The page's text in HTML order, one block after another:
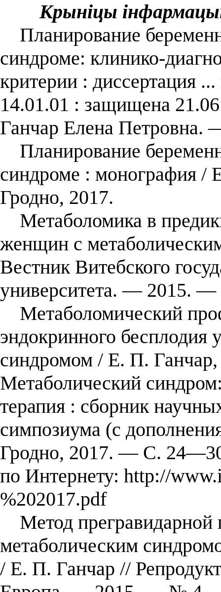
Крыніцы
Планирование
синдроме: клинико-
критерии : диссертация
14.01.01 : защищена
Ганчар Елена Петровна.
Планирование
синдроме : монография
Гродно, 2017.
Метаболомика в
женщин с
Вестник Витебского
университета. — 2015.
Метаболомический
эндокринного
синдромом / Е. П.
Метаболический
терапия : сборник
симпозиума (с
Гродно, 2017. — С.
по Интернету: http://
%202017.pdf
Метод прегравидарной
метаболическим
/ Е. П. Ганчар //